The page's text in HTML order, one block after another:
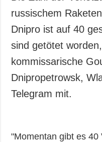
russischem
Dnipro ist auf 40
sind getötet
kommissarische
Dnipropetrowsk,
Telegram mit.
"Momentan gibt es